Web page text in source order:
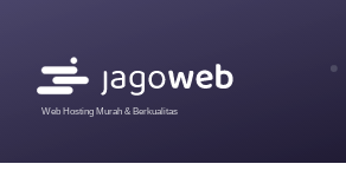
Web Hosting Murah & Berkualitas